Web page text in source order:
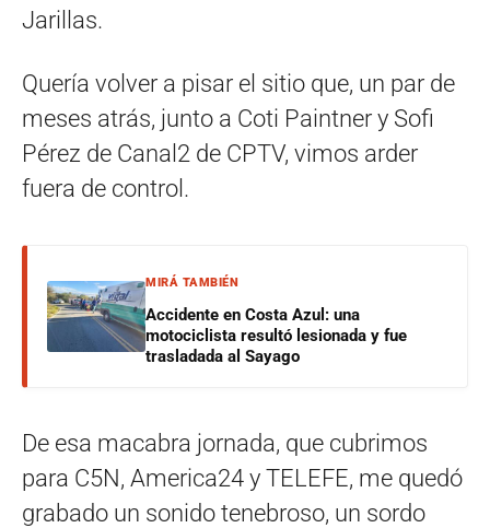
Jarillas.
Quería volver a pisar el sitio que, un par de
meses atrás, junto a Coti Paintner y Sofi
Pérez de Canal2 de CPTV, vimos arder
fuera de control.
MIRÁ TAMBIÉN
Accidente en Costa Azul: una
motociclista resultó lesionada y fue
trasladada al Sayago
De esa macabra jornada, que cubrimos
para C5N, America24 y TELEFE, me quedó
grabado un sonido tenebroso, un sordo